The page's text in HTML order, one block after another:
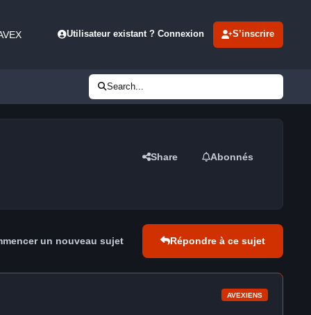
Utilisateur existant ? Connexion S’inscrire
Search...
Share Abonnés
un nouveau sujet Répondre à ce sujet
AVEXIENS